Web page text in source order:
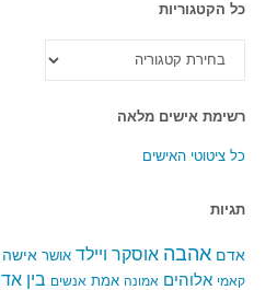
כל הקטגוריות
הקטגוריות
רשימת אישים מלאה
כל ציטוטי האישים
תגיות
אדם אהבה אוסקר ויילד אושר אישה
קאמי אלוהים אמונה אמת אנשים בין